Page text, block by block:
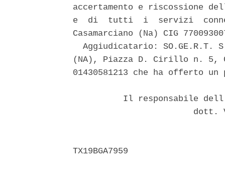
accertamento e riscossione
e  di  tutti  i  servizi
Casamarciano (Na) CIG
Aggiudicatario: SO.GE.R.T.
(NA), Piazza D. Cirillo n. 5,
01430581213 che ha offerto
Il responsabile